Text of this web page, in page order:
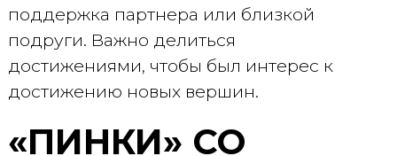
поддержка партнера или близкой
подруги. Важно делиться
достижениями, чтобы был интерес к
достижению новых вершин.
«ПИНКИ» СО